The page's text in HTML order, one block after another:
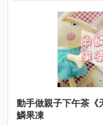
動手做親子下午茶《
鱗果凍